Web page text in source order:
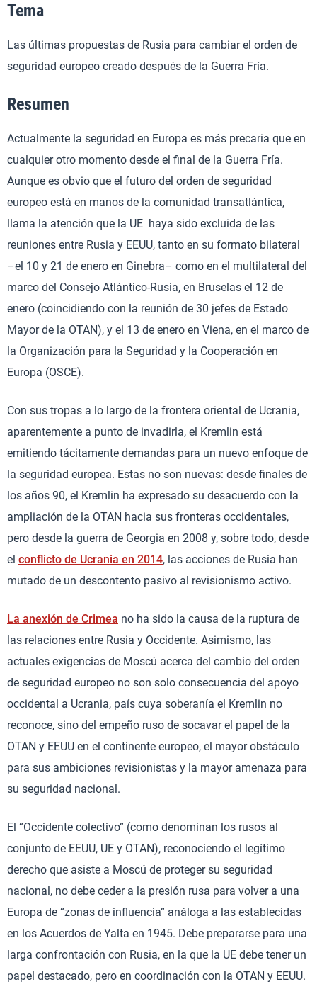
Tema
Las últimas propuestas de Rusia para cambiar el orden de
seguridad europeo creado después de la Guerra Fría.
Resumen
Actualmente la seguridad en Europa es más precaria que en
cualquier otro momento desde el final de la Guerra Fría.
Aunque es obvio que el futuro del orden de seguridad
europeo está en manos de la comunidad transatlántica,
llama la atención que la UE haya sido excluida de las
reuniones entre Rusia y EEUU, tanto en su formato bilateral
–el 10 y 21 de enero en Ginebra– como en el multilateral del
marco del Consejo Atlántico-Rusia, en Bruselas el 12 de
enero (coincidiendo con la reunión de 30 jefes de Estado
Mayor de la OTAN), y el 13 de enero en Viena, en el marco de
la Organización para la Seguridad y la Cooperación en
Europa (OSCE).
Con sus tropas a lo largo de la frontera oriental de Ucrania,
aparentemente a punto de invadirla, el Kremlin está
emitiendo tácitamente demandas para un nuevo enfoque de
la seguridad europea. Estas no son nuevas: desde finales de
los años 90, el Kremlin ha expresado su desacuerdo con la
ampliación de la OTAN hacia sus fronteras occidentales,
pero desde la guerra de Georgia en 2008 y, sobre todo, desde
el conflicto de Ucrania en 2014, las acciones de Rusia han
mutado de un descontento pasivo al revisionismo activo.
La anexión de Crimea no ha sido la causa de la ruptura de
las relaciones entre Rusia y Occidente. Asimismo, las
actuales exigencias de Moscú acerca del cambio del orden
de seguridad europeo no son solo consecuencia del apoyo
occidental a Ucrania, país cuya soberanía el Kremlin no
reconoce, sino del empeño ruso de socavar el papel de la
OTAN y EEUU en el continente europeo, el mayor obstáculo
para sus ambiciones revisionistas y la mayor amenaza para
su seguridad nacional.
El “Occidente colectivo” (como denominan los rusos al
conjunto de EEUU, UE y OTAN), reconociendo el legítimo
derecho que asiste a Moscú de proteger su seguridad
nacional, no debe ceder a la presión rusa para volver a una
Europa de “zonas de influencia” análoga a las establecidas
en los Acuerdos de Yalta en 1945. Debe prepararse para una
larga confrontación con Rusia, en la que la UE debe tener un
papel destacado, pero en coordinación con la OTAN y EEUU.